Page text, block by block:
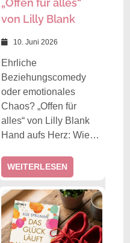
„Offen für alles“
von Lilly Blank
10. Juni 2026
Ehrliche
Beziehungscomedy
oder emotionales
Chaos? „Offen für
alles“ von Lilly Blank
Hand aufs Herz: Wie…
WEITERLESEN